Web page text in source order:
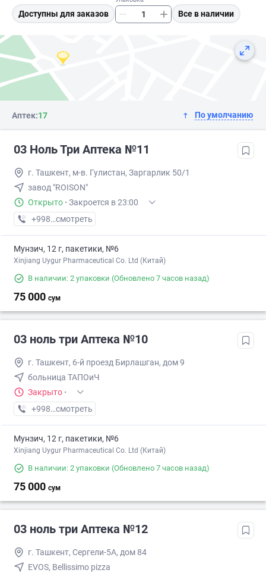
Доступны для заказов Все в наличии
Аптек:17 По умолчанию
03 Ноль Три Аптека №11
г. Ташкент, м-в. Гулистан, Заргарлик 50/1
завод "ROISON"
Открыто · Закроется в 23:00
+998 (77) XXX-XX-XX
смотреть
Мунзич, 12 г, пакетики, №6
Xinjiang Uygur Pharmaceutical Co. Ltd (Китай)
В наличии: 2 упаковки (Обновлено 7 часов назад)
75 000 сум
03 ноль три Аптека №10
г. Ташкент, 6-й проезд Бирлашган, дом 9
больница ТАПОиЧ
Закрыто ·
+998 (99) XXX-XX-XX
смотреть
Мунзич, 12 г, пакетики, №6
Xinjiang Uygur Pharmaceutical Co. Ltd (Китай)
В наличии: 2 упаковки (Обновлено 7 часов назад)
75 000 сум
03 ноль три Аптека №12
г. Ташкент, Сергели-5А, дом 84
EVOS, Bellissimo pizza